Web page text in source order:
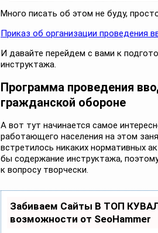
Много писать об этом не буду,
Приказ об организации проведения
И давайте перейдем с вами к
инструктажа.
Программа проведения
гражданской обороне
А вот тут начинается самое
работающего населения на этом
встретилось никаких нормативных
бы содержание инструктажа,
к вопросу творчески.
Забиваем Сайты В ТОП
возможности от SeoHammer